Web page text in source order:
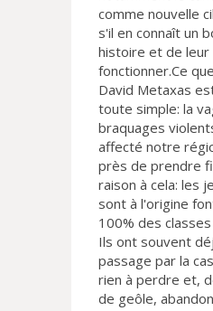
comme nouvelle
s'il en connaît un
histoire et de leur
fonctionner.Ce
David Metaxas
toute simple: la
braquages
affecté notre
près de prendre
raison à cela: les
sont à l'origine
100% des
Ils ont souvent
passage par la
rien à perdre et,
de geôle,